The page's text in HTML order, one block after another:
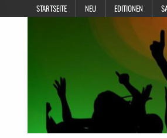
STARTSEITE NEU EDITIONEN